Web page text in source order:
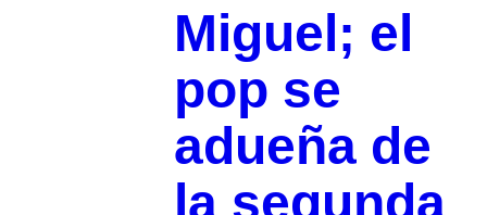
Miguel; el
pop se
adueña de
la segunda